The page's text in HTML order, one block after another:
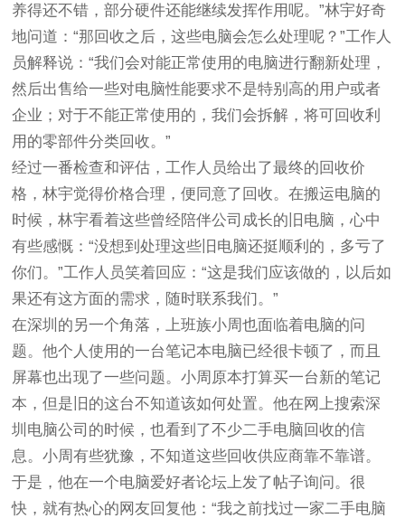
养得还不错，部分硬件还能继续发挥作用呢。”林宇好奇
地问道：“那回收之后，这些电脑会怎么处理呢？”工作人
员解释说：“我们会对能正常使用的电脑进行翻新处理，
然后出售给一些对电脑性能要求不是特别高的用户或者
企业；对于不能正常使用的，我们会拆解，将可回收利
用的零部件分类回收。”
经过一番检查和评估，工作人员给出了最终的回收价
格，林宇觉得价格合理，便同意了回收。在搬运电脑的
时候，林宇看着这些曾经陪伴公司成长的旧电脑，心中
有些感慨：“没想到处理这些旧电脑还挺顺利的，多亏了
你们。”工作人员笑着回应：“这是我们应该做的，以后如
果还有这方面的需求，随时联系我们。”
在深圳的另一个角落，上班族小周也面临着电脑的问
题。他个人使用的一台笔记本电脑已经很卡顿了，而且
屏幕也出现了一些问题。小周原本打算买一台新的笔记
本，但是旧的这台不知道该如何处置。他在网上搜索深
圳电脑公司的时候，也看到了不少二手电脑回收的信
息。小周有些犹豫，不知道这些回收供应商靠不靠谱。
于是，他在一个电脑爱好者论坛上发了帖子询问。很
快，就有热心的网友回复他：“我之前找过一家二手电脑